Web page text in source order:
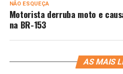
NÃO ESQUEÇA
Motorista derruba moto e
na BR-153
AS MAIS